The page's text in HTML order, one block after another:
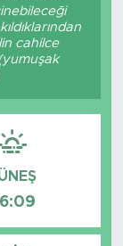
cahilce